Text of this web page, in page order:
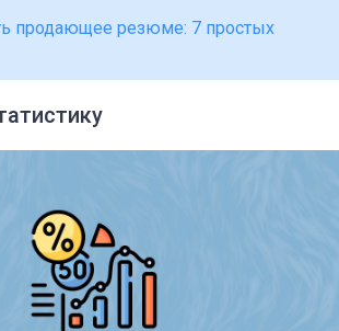
продающее резюме: 7 простых